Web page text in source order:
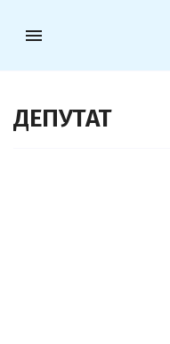
menu
ДЕПУТАТ